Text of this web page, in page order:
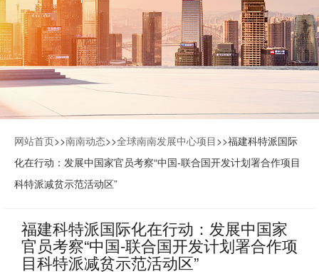
网站首页>>南南动态>>全球南南发展中心项目>>福建科特派国际
化在行动：发展中国家官员考察“中国-联合国开发计划署合作项目
科特派减贫示范活动区”
福建科特派国际化在行动：发展中国家
官员考察“中国-联合国开发计划署合作项
目科特派减贫示范活动区”